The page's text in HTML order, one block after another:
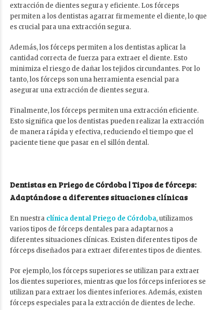
extracción de dientes segura y eficiente. Los fórceps
permiten a los dentistas agarrar firmemente el diente, lo que
es crucial para una extracción segura.
Además, los fórceps permiten a los dentistas aplicar la
cantidad correcta de fuerza para extraer el diente. Esto
minimiza el riesgo de dañar los tejidos circundantes. Por lo
tanto, los fórceps son una herramienta esencial para
asegurar una extracción de dientes segura.
Finalmente, los fórceps permiten una extracción eficiente.
Esto significa que los dentistas pueden realizar la extracción
de manera rápida y efectiva, reduciendo el tiempo que el
paciente tiene que pasar en el sillón dental.
Dentistas en Priego de Córdoba | Tipos de fórceps:
Adaptándose a diferentes situaciones clínicas
En nuestra clínica dental Priego de Córdoba, utilizamos
varios tipos de fórceps dentales para adaptarnos a
diferentes situaciones clínicas. Existen diferentes tipos de
fórceps diseñados para extraer diferentes tipos de dientes.
Por ejemplo, los fórceps superiores se utilizan para extraer
los dientes superiores, mientras que los fórceps inferiores se
utilizan para extraer los dientes inferiores. Además, existen
fórceps especiales para la extracción de dientes de leche.